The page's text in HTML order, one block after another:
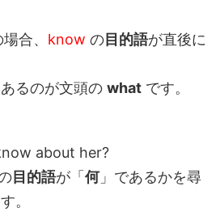
合、 know の目的語が直後に
るのが文頭の what です。
about her?
目的語が「 何」であるかを尋
。